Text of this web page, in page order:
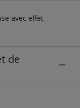
avec effet
de